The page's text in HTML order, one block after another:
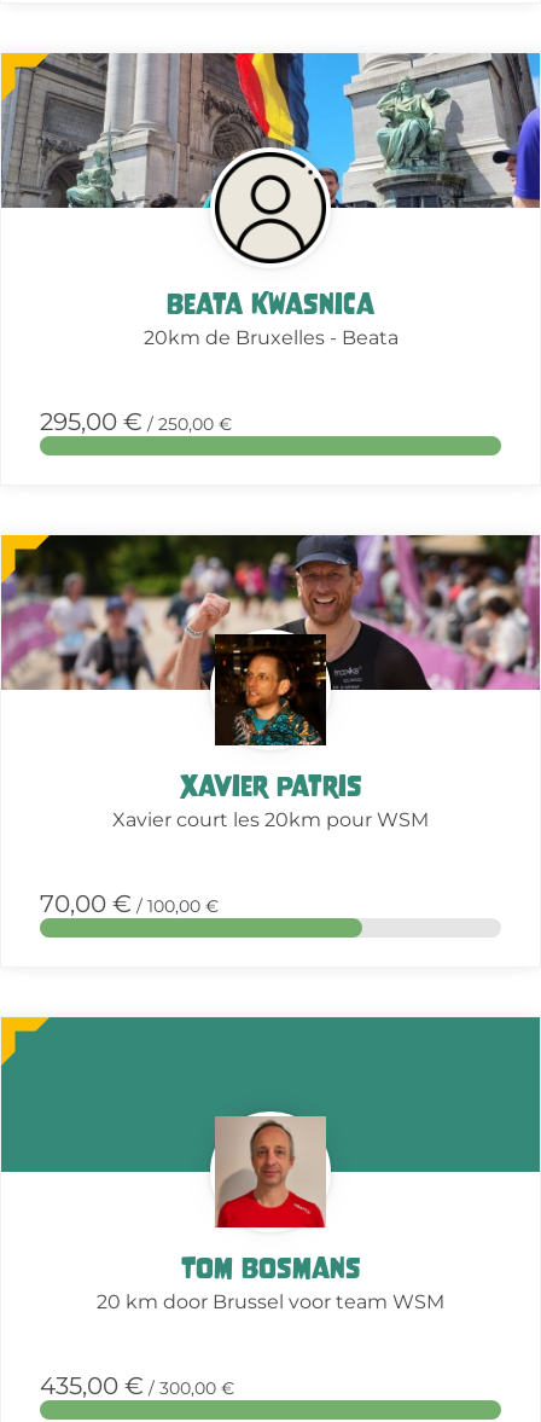
Beata Kwasnica
20km de Bruxelles - Beata
295,00 € / 250,00 €
More
about
this
action
Xavier Patris
Xavier court les 20km pour WSM
70,00 € / 100,00 €
More
about
this
action
Tom Bosmans
20 km door Brussel voor team WSM
435,00 € / 300,00 €
More
about
this